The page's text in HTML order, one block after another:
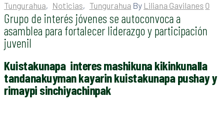
Tungurahua‚ Noticias‚ Tungurahua By Liliana Gavilanes 0
Grupo de interés jóvenes se autoconvoca a
asamblea para fortalecer liderazgo y participación
juvenil
Kuistakunapa interes mashikuna kikinkunalla
tandanakuyman kayarinkuistakunapa pushay y
rimaypi sinchiyachinpak